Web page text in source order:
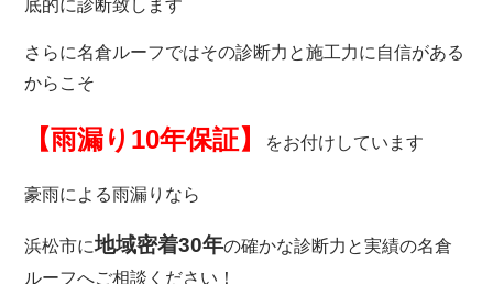
底的に診断致します
さらに名倉ルーフではその診断力と施工力に自信がある
からこそ
【雨漏り10年保証】 をお付けしています
豪雨による雨漏りなら
浜松市に地域密着30年の確かな診断力と実績の名倉
ルーフへご相談ください！